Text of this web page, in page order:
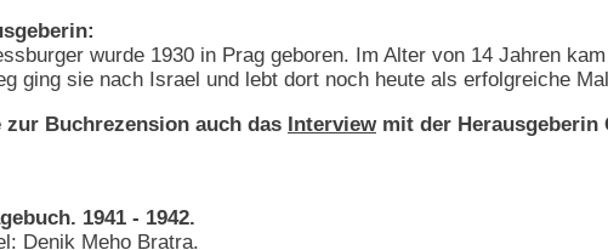
wurde 1930 in Prag geboren. Im Alter von 14 Jahren
ging sie nach Israel und lebt dort noch heute als erfolgreiche
zur Buchrezension auch das Interview mit der Herausgeberin
1941 - 1942.
Denik Meho Bratra.